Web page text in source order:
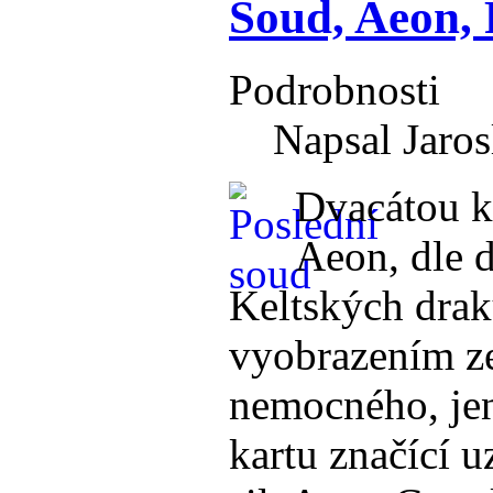
Soud, Aeon,
Podrobnosti
Napsal
Dvacátou
Aeon, dle
Keltských
vyobrazením
nemocného,
kartu značící